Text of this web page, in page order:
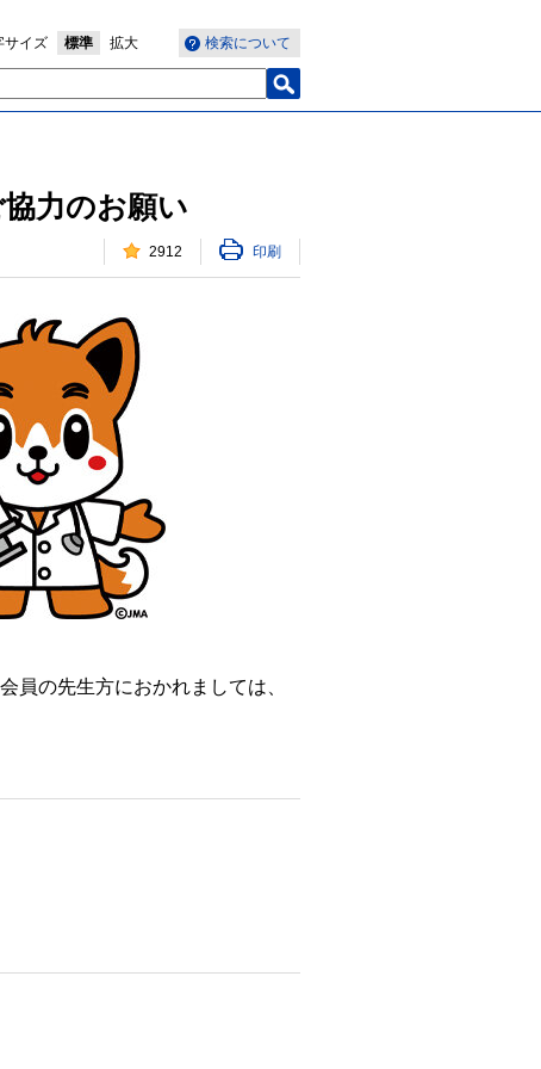
検索について
サイズ 標準 拡大
力のお願い
2912 印刷
の先生方におかれましては、